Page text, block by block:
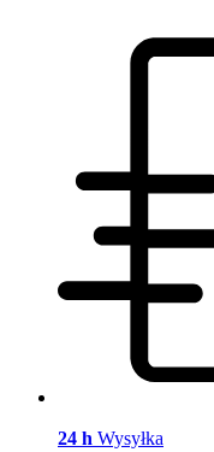
24 h Wysyłka